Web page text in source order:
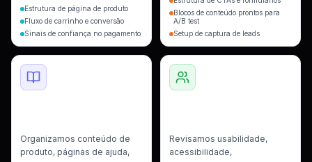
Estrutura de página de produto
Fluxo de carrinho e conversão
Sinais de confiança no pagamento
Blocos de conteúdo prontos para
A/B test
Setup de captura de leads
Organizamos conteúdo de
produto, páginas de ajuda,
Revisamos usabilidade,
acessibilidade,